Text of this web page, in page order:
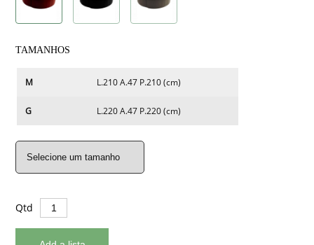
TAMANHOS
M L.210 A.47 P.210 (cm)
G L.220 A.47 P.220 (cm)
Qtd